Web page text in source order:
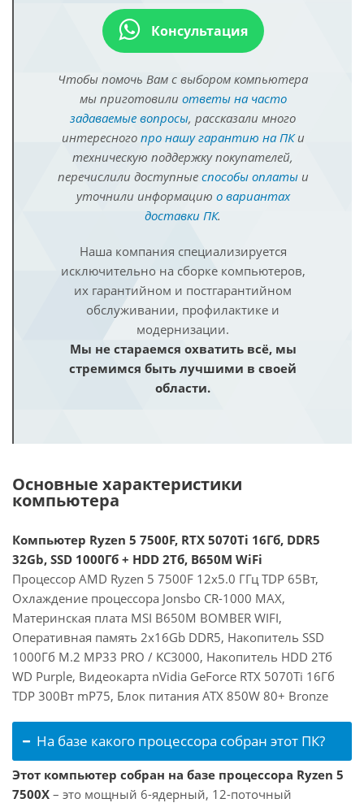
Консультация
Чтобы помочь Вам с выбором компьютера
мы приготовили ответы на часто
задаваемые вопросы, рассказали много
интересного про нашу гарантию на ПКи
техническую поддержку покупателей,
перечислили доступные способы оплатыи
уточнили информацию о вариантах
доставки ПК.
Наша компания специализируется
исключительно на сборке компьютеров,
их гарантийном и постгарантийном
обслуживании, профилактике и
модернизации.
Мы не стараемся охватить всё, мы
стремимся быть лучшими в своей
области.
Основные характеристики
компьютера
Компьютер Ryzen 5 7500F, RTX 5070Ti 16Гб, DDR5
32Gb, SSD 1000Гб + HDD 2Тб, B650M WiFi
Процессор AMD Ryzen 5 7500F 12x5.0 ГГц TDP 65Вт,
Охлаждение процессора Jonsbo CR-1000 MAX,
Материнская плата MSI B650M BOMBER WIFI,
Оперативная память 2x16Gb DDR5, Накопитель SSD
1000Гб M.2 MP33 PRO / KC3000, Накопитель HDD 2Тб
WD Purple, Видеокарта nVidia GeForce RTX 5070Ti 16Гб
TDP 300Вт mP75, Блок питания ATX 850W 80+ Bronze
На базе какого процессора собран этот ПК?
Этот компьютер собран на базе процессора Ryzen 5
7500X – это мощный 6-ядерный, 12-поточный